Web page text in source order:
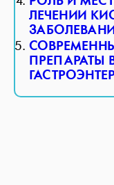
ЛЕЧЕНИИ
ПРЕПАРАТЫ